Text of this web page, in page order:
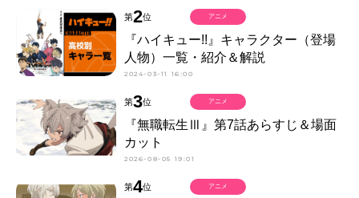
第2位
『ハイキュー!!』キャラクター（登場
人物）一覧・紹介＆解説
2024-03-11 16:00
アニメ
第3位
『無職転生Ⅲ』第7話あらすじ＆場面
カット
2026-08-05 19:01
アニメ
第4位 アニメ